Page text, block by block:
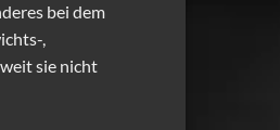
bei dem
,
sie nicht